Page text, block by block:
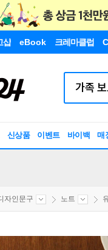
샵 eBook 크레마클럽
신상품 이벤트 바이백 매
자인문구 노트